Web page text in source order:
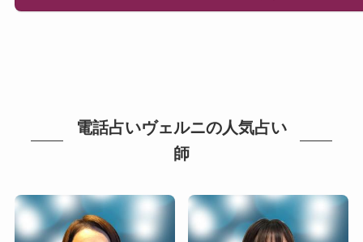
電話占いヴェルニの人気占い
師